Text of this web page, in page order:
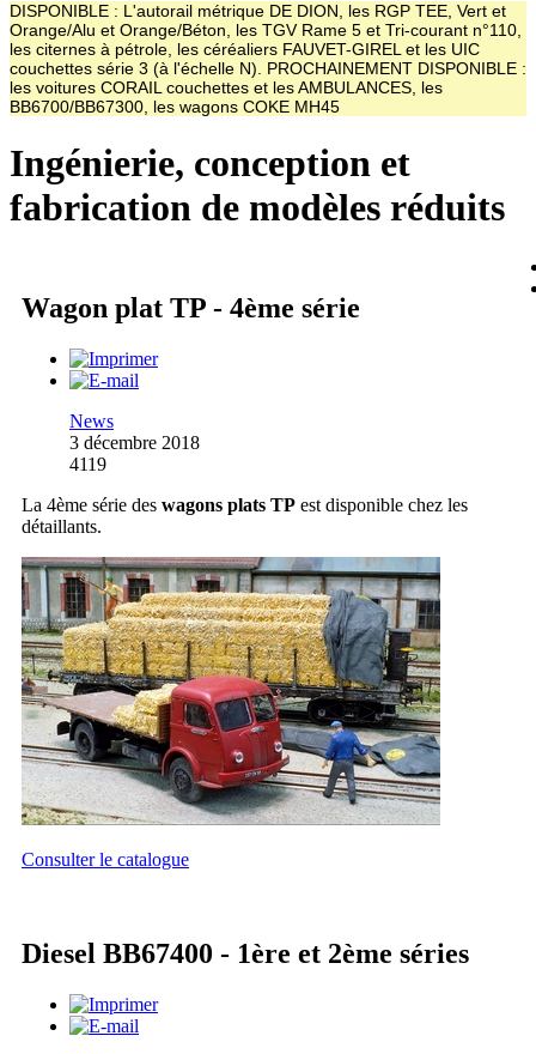
DISPONIBLE : L'autorail métrique DE DION, les RGP TEE, Vert et
Orange/Alu et Orange/Béton, les TGV Rame 5 et Tri-courant n°110,
les citernes à pétrole, les céréaliers FAUVET-GIREL et les UIC
couchettes série 3 (à l'échelle N). PROCHAINEMENT DISPONIBLE :
les voitures CORAIL couchettes et les AMBULANCES, les
BB6700/BB67300, les wagons COKE MH45
Ingénierie, conception et
fabrication de modèles réduits
Wagon plat TP - 4ème série
News
3 décembre 2018
4119
La 4ème série des wagons plats TP est disponible chez les
détaillants.
Consulter le catalogue
Diesel BB67400 - 1ère et 2ème séries